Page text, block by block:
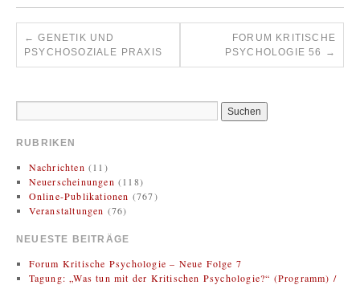
← GENETIK UND
PSYCHOSOZIALE PRAXIS
FORUM KRITISCHE
PSYCHOLOGIE 56
→
RUBRIKEN
Nachrichten (11)
Neuerscheinungen (118)
Online-Publikationen (767)
Veranstaltungen (76)
NEUESTE BEITRÄGE
Forum Kritische Psychologie – Neue Folge 7
Tagung: „Was tun mit der Kritischen Psychologie?“ (Programm) /